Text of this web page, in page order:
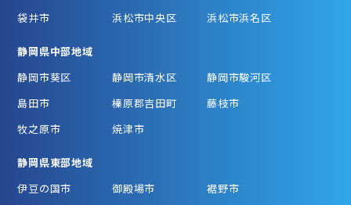
袋井市
浜松市中央区 浜松市浜名区
静岡県中部地域
静岡市葵区
静岡市清水区
静岡市駿河区
島田市
榛原郡吉田町
藤枝市
牧之原市
焼津市
静岡県東部地域
伊豆の国市
御殿場市
裾野市